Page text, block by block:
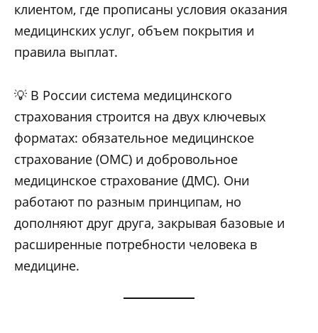
клиентом, где прописаны условия оказания
медицинских услуг, объем покрытия и
правила выплат.
💡 В России система медицинского
страхования строится на двух ключевых
форматах: обязательное медицинское
страхование (ОМС) и добровольное
медицинское страхование (ДМС). Они
работают по разным принципам, но
дополняют друг друга, закрывая базовые и
расширенные потребности человека в
медицине.